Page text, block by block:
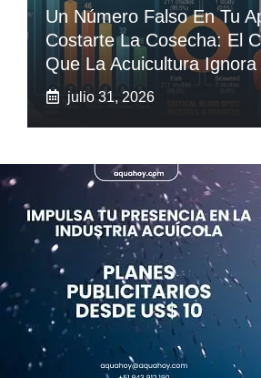
Un Número Falso En Tu
Costarte La Cosecha: El
Que La Acuicultura Ignora
julio 31, 2026